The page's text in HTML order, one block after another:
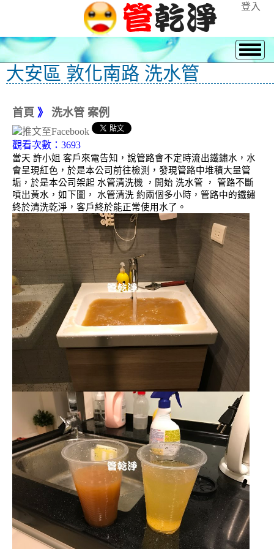
登入
大安區 敦化南路 洗水管
首頁 》 洗水管 案例
觀看次數：3693
當天 許小姐 客戶來電告知，說管路會不定時流出鐵鏽水，水
會呈現紅色，於是本公司前往檢測，發現管路中堆積大量管
垢，於是本公司架起 水管清洗機 ，開始 洗水管 ， 管路不斷
噴出黃水，如下圖， 水管清洗 約兩個多小時，管路中的鐵鏽
終於清洗乾淨，客戶終於能正常使用水了。